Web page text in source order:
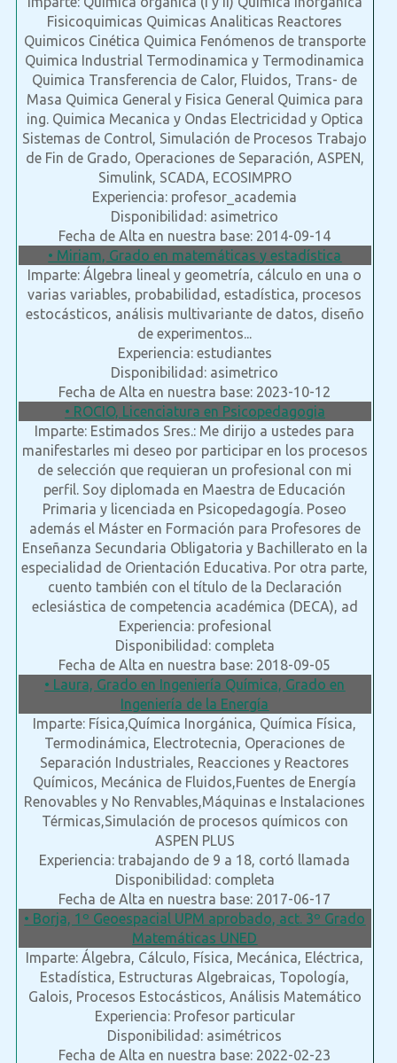
Fisicoquimicas Quimicas Analiticas Reactores
Quimicos Cinética Quimica Fenómenos de transporte
Quimica Industrial Termodinamica y Termodinamica
Quimica Transferencia de Calor, Fluidos, Trans- de
Masa Quimica General y Fisica General Quimica para
ing. Quimica Mecanica y Ondas Electricidad y Optica
Sistemas de Control, Simulación de Procesos Trabajo
de Fin de Grado, Operaciones de Separación, ASPEN,
Simulink, SCADA, ECOSIMPRO
Experiencia: profesor_academia
Disponibilidad: asimetrico
Fecha de Alta en nuestra base: 2014-09-14
• Miriam, Grado en matemáticas y estadística
Imparte: Álgebra lineal y geometría, cálculo en una o
varias variables, probabilidad, estadística, procesos
estocásticos, análisis multivariante de datos, diseño
de experimentos...
Experiencia: estudiantes
Disponibilidad: asimetrico
Fecha de Alta en nuestra base: 2023-10-12
• ROCIO, Licenciatura en Psicopedagogia
Imparte: Estimados Sres.: Me dirijo a ustedes para
manifestarles mi deseo por participar en los procesos
de selección que requieran un profesional con mi
perfil. Soy diplomada en Maestra de Educación
Primaria y licenciada en Psicopedagogía. Poseo
además el Máster en Formación para Profesores de
Enseñanza Secundaria Obligatoria y Bachillerato en la
especialidad de Orientación Educativa. Por otra parte,
cuento también con el título de la Declaración
eclesiástica de competencia académica (DECA), ad
Experiencia: profesional
Disponibilidad: completa
Fecha de Alta en nuestra base: 2018-09-05
• Laura, Grado en Ingeniería Química, Grado en
Ingeniería de la Energía
Imparte: Física,Química Inorgánica, Química Física,
Termodinámica, Electrotecnia, Operaciones de
Separación Industriales, Reacciones y Reactores
Químicos, Mecánica de Fluidos,Fuentes de Energía
Renovables y No Renvables,Máquinas e Instalaciones
Térmicas,Simulación de procesos químicos con
ASPEN PLUS
Experiencia: trabajando de 9 a 18, cortó llamada
Disponibilidad: completa
Fecha de Alta en nuestra base: 2017-06-17
• Borja, 1º Geoespacial UPM aprobado, act. 3º Grado
Matemáticas UNED
Imparte: Álgebra, Cálculo, Física, Mecánica, Eléctrica,
Estadística, Estructuras Algebraicas, Topología,
Galois, Procesos Estocásticos, Análisis Matemático
Experiencia: Profesor particular
Disponibilidad: asimétricos
Fecha de Alta en nuestra base: 2022-02-23